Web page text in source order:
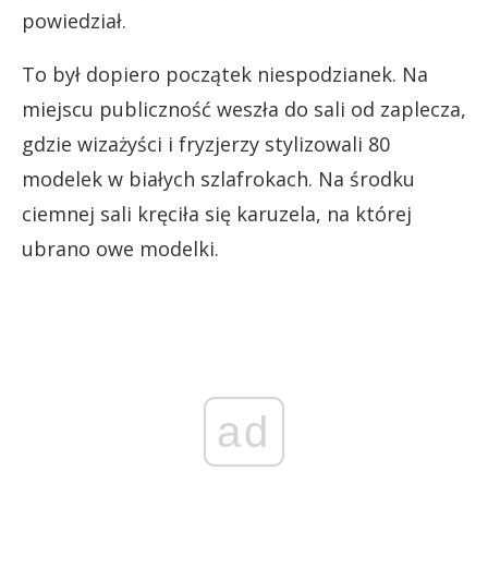
powiedział.
To był dopiero początek niespodzianek. Na
miejscu publiczność weszła do sali od zaplecza,
gdzie wizażyści i fryzjerzy stylizowali 80
modelek w białych szlafrokach. Na środku
ciemnej sali kręciła się karuzela, na której
ubrano owe modelki.
ad